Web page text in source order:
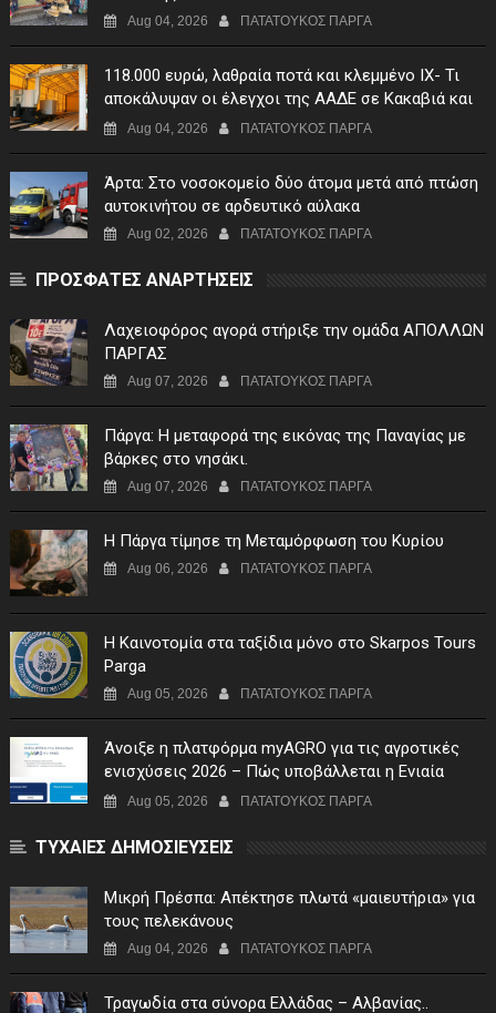
Aug 04, 2026 ΠΑΤΑΤΟΥΚΟΣ ΠΑΡΓΑ
118.000 ευρώ, λαθραία ποτά και κλεμμένο ΙΧ- Τι
αποκάλυψαν οι έλεγχοι της ΑΑΔΕ σε Κακαβιά και
Μαυρομάτι
Aug 04, 2026 ΠΑΤΑΤΟΥΚΟΣ ΠΑΡΓΑ
Άρτα: Στο νοσοκομείο δύο άτομα μετά από πτώση
αυτοκινήτου σε αρδευτικό αύλακα
Aug 02, 2026 ΠΑΤΑΤΟΥΚΟΣ ΠΑΡΓΑ
ΠΡΟΣΦΑΤΕΣ ΑΝΑΡΤΗΣΕΙΣ
Λαχειοφόρος αγορά στήριξε την ομάδα ΑΠΟΛΛΩΝ
ΠΑΡΓΑΣ
Aug 07, 2026 ΠΑΤΑΤΟΥΚΟΣ ΠΑΡΓΑ
Πάργα: Η μεταφορά της εικόνας της Παναγίας με
βάρκες στο νησάκι.
Aug 07, 2026 ΠΑΤΑΤΟΥΚΟΣ ΠΑΡΓΑ
Η Πάργα τίμησε τη Μεταμόρφωση του Κυρίου
Aug 06, 2026 ΠΑΤΑΤΟΥΚΟΣ ΠΑΡΓΑ
Η Καινοτομία στα ταξίδια μόνο στο Skarpos Tours
Parga
Aug 05, 2026 ΠΑΤΑΤΟΥΚΟΣ ΠΑΡΓΑ
Άνοιξε η πλατφόρμα myAGRO για τις αγροτικές
ενισχύσεις 2026 – Πώς υποβάλλεται η Ενιαία
Αίτηση Ενίσχυσης
Aug 05, 2026 ΠΑΤΑΤΟΥΚΟΣ ΠΑΡΓΑ
ΤΥΧΑΙΕΣ ΔΗΜΟΣΙΕΥΣΕΙΣ
Μικρή Πρέσπα: Απέκτησε πλωτά «μαιευτήρια» για
τους πελεκάνους
Aug 04, 2026 ΠΑΤΑΤΟΥΚΟΣ ΠΑΡΓΑ
Τραγωδία στα σύνορα Ελλάδας – Αλβανίας..